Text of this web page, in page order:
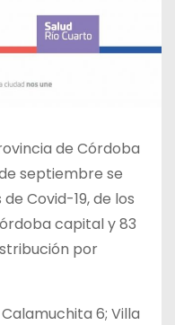
de Córdoba
septiembre se
Covid-19, de los
capital y 83
por
6; Villa